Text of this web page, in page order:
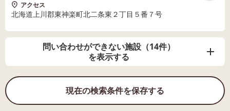
アクセス
北海道上川郡東神楽町北二条東２丁目５番７号
問い合わせができない施設（14件）
を表示する
現在の検索条件を保存する